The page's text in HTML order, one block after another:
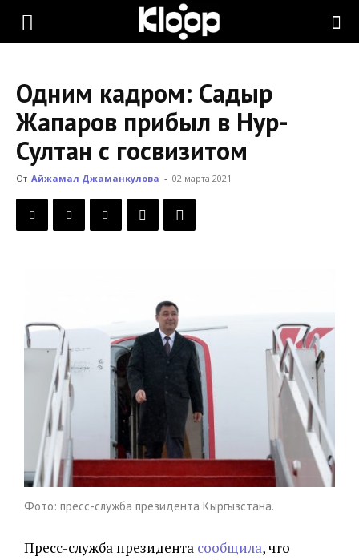
KLOOP.KG
Новости
Кыргызстана
Одним кадром: Садыр
Жапаров прибыл в Нур-
Султан с госвизитом
От Айжамал Джаманкулова - 02 марта 2021
Фото: пресс-служба президента Кыргызстана.
Пресс-служба президента сообщила, что